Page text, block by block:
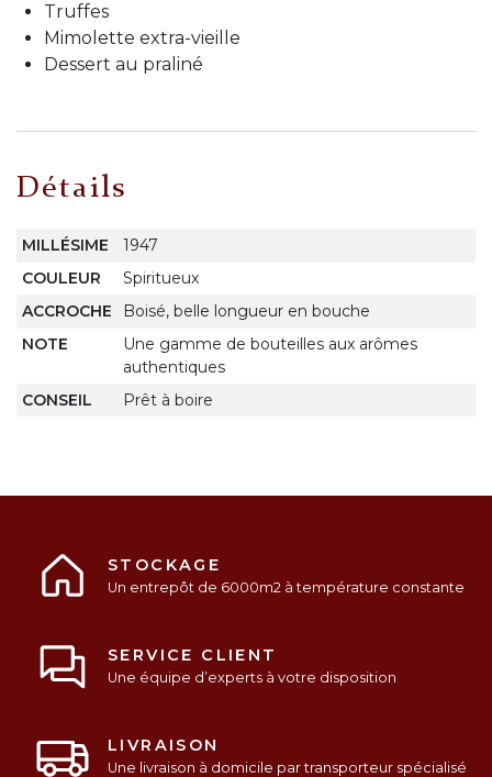
Truffes
Mimolette extra-vieille
Dessert au praliné
Détails
MILLÉSIME
1947
COULEUR
Spiritueux
ACCROCHE
Boisé, belle longueur en bouche
NOTE
Une gamme de bouteilles aux arômes
authentiques
CONSEIL
Prêt à boire
STOCKAGE
Un entrepôt de 6000m2 à température constante
SERVICE CLIENT
Une équipe d’experts à votre disposition
LIVRAISON
Une livraison à domicile par transporteur spécialisé